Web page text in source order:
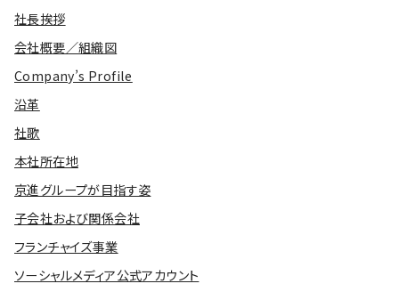
社長挨拶
会社概要／組織図
Company’s Profile
沿革
社歌
本社所在地
京進グループが目指す姿
子会社および関係会社
フランチャイズ事業
ソーシャルメディア公式アカウント